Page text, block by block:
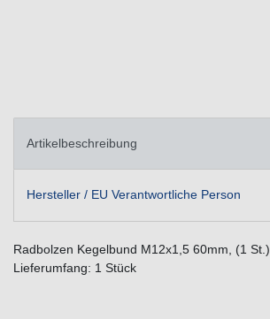
Artikelbeschreibung
Hersteller / EU Verantwortliche Person
Radbolzen Kegelbund M12x1,5 60mm, (1 St.)
Lieferumfang: 1 Stück